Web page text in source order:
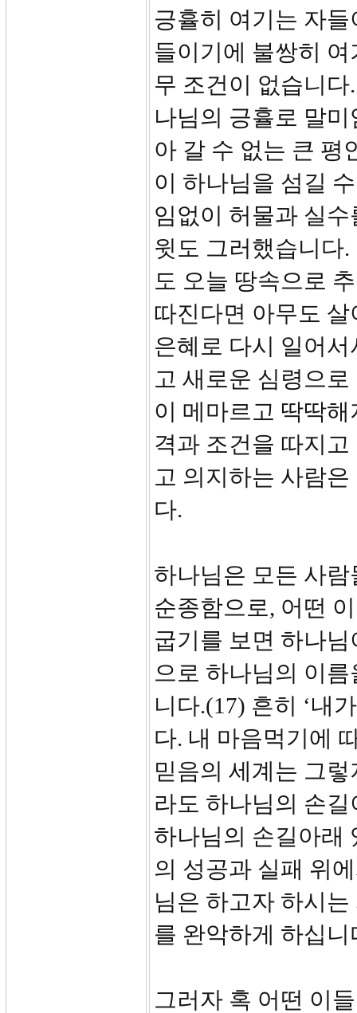
긍휼히 여기는 자
들이기에 불쌍히
무 조건이 없습니
나님의 긍휼로 말
아 갈 수 없는 큰 평
이 하나님을 섬길
임없이 허물과 실
윗도 그러했습니다
도 오늘 땅속으로
따진다면 아무도
은혜로 다시 일어
고 새로운 심령으
이 메마르고 딱딱
격과 조건을 따지
고 의지하는 사람
다.
하나님은 모든 사
순종함으로, 어떤
굽기를 보면 하나
으로 하나님의 이
니다.(17) 흔히 ‘내
다. 내 마음먹기에
믿음의 세계는 그
라도 하나님의 손
하나님의 손길아래
의 성공과 실패 위
님은 하고자 하시
를 완악하게 하십니
그러자 혹 어떤 이